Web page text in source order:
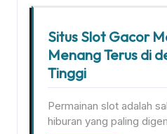
Situs Slot Gacor
Menang Terus di
Tinggi
Permainan slot adalah
hiburan yang paling